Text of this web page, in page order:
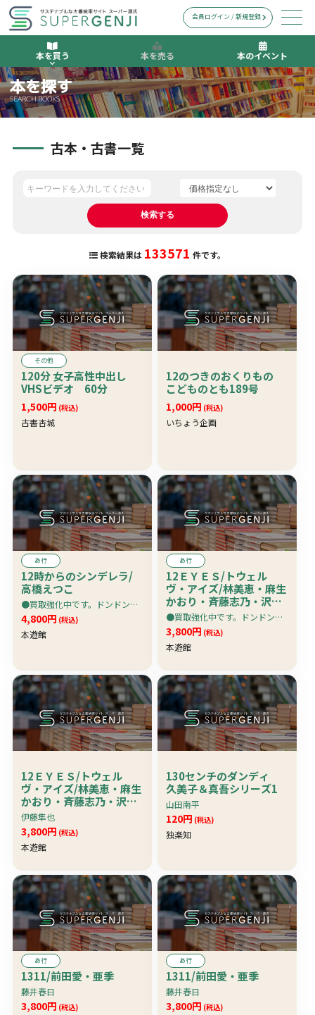
本を買う 本を売る 本のイベント
会員ログイン / 新規登録
本を探す
SEARCH BOOKS
古本・古書一覧
検索結果は 133571 件です。
その他
120分 女子高性中出し
VHSビデオ 60分
1,500円 (税込)
古書杏城
12のつきのおくりもの
こどものとも189号
1,000円 (税込)
いちょう企画
あ行
12時からのシンデレラ/
高橋えつこ
●買取強化中です。ドンドン売ってください。特に写真集・ＤＶＤが高価買取り
4,800円 (税込)
本遊館
あ行
12ＥＹＥＳ/トウェル
ヴ・アイズ/林美恵・麻生
かおり・斉藤志乃・沢入
しのぶ・沢口はるか・桜
井亜弓
●買取強化中です。ドンドン売ってください。特に写真集・ＤＶＤが高価買取り
3,800円 (税込)
本遊館
12ＥＹＥＳ/トウェル
ヴ・アイズ/林美恵・麻生
かおり・斉藤志乃・沢入
しのぶ・沢口はるか・桜
井亜弓
伊藤隼也
3,800円 (税込)
本遊館
130センチのダンディ
久美子＆真吾シリーズ1
山田南平
120円 (税込)
独楽知
あ行
1311/前田愛・亜季
藤井春日
3,800円 (税込)
あ行
1311/前田愛・亜季
藤井春日
3,800円 (税込)